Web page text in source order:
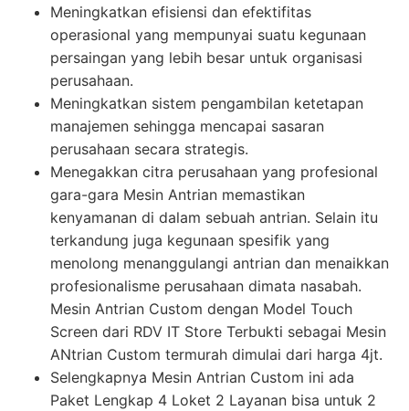
Meningkatkan efisiensi dan efektifitas
operasional yang mempunyai suatu kegunaan
persaingan yang lebih besar untuk organisasi
perusahaan.
Meningkatkan sistem pengambilan ketetapan
manajemen sehingga mencapai sasaran
perusahaan secara strategis.
Menegakkan citra perusahaan yang profesional
gara-gara Mesin Antrian memastikan
kenyamanan di dalam sebuah antrian. Selain itu
terkandung juga kegunaan spesifik yang
menolong menanggulangi antrian dan menaikkan
profesionalisme perusahaan dimata nasabah.
Mesin Antrian Custom dengan Model Touch
Screen dari RDV IT Store Terbukti sebagai Mesin
ANtrian Custom termurah dimulai dari harga 4jt.
Selengkapnya Mesin Antrian Custom ini ada
Paket Lengkap 4 Loket 2 Layanan bisa untuk 2